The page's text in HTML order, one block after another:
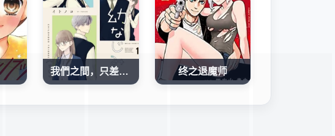
我們之間，只差一句喜歡 终之退魔师